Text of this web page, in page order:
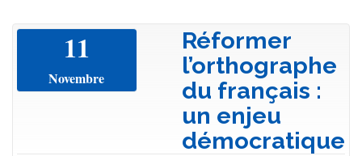
11
Novembre
Réformer
l’orthographe
du français :
un enjeu
démocratique